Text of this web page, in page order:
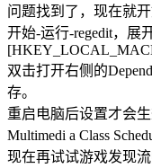
问题找到了，现在就
开始-运行-regedit，展
双击打开右侧的
存。
重启电脑后设置才会
Multimedi a Class
现在再试试游戏发现